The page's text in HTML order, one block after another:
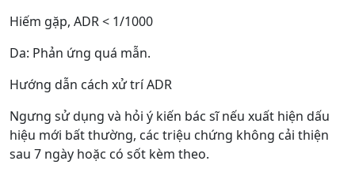
Hiếm gặp, ADR < 1/1000
Da: Phản ứng quá mẫn.
Hướng dẫn cách xử trí ADR
Ngưng sử dụng và hỏi ý kiến bác sĩ nếu xuất hiện dấu
hiệu mới bất thường, các triệu chứng không cải thiện
sau 7 ngày hoặc có sốt kèm theo.